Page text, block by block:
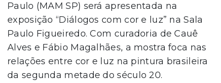
Paulo (MAM SP) será apresentada na
exposição “Diálogos com cor e luz” na Sala
Paulo Figueiredo. Com curadoria de Cauê
Alves e Fábio Magalhães, a mostra foca nas
relações entre cor e luz na pintura brasileira
da segunda metade do século 20.